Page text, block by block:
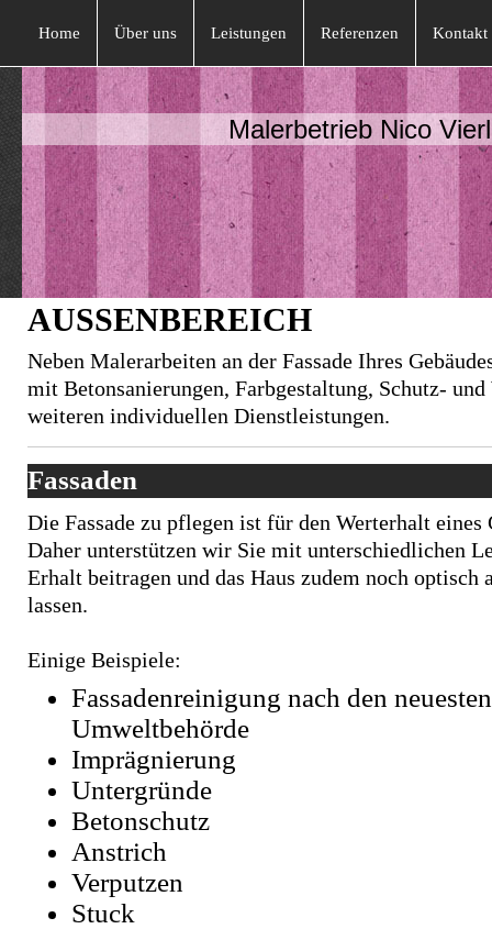
Home Über uns Leistungen Referenzen Kontakt
Malerbetrieb Nico
AUSSENBEREICH
Neben Malerarbeiten an der Fassade Ihres
mit Betonsanierungen, Farbgestaltung, Schutz-
weiteren individuellen Dienstleistungen.
Fassaden
Die Fassade zu pflegen ist für den Werterhalt eines
Daher unterstützen wir Sie mit unterschiedlichen
Erhalt beitragen und das Haus zudem noch optisch
lassen.
Einige Beispiele:
Fassadenreinigung nach den
Umweltbehörde
Imprägnierung
Untergründe
Betonschutz
Anstrich
Verputzen
Stuck